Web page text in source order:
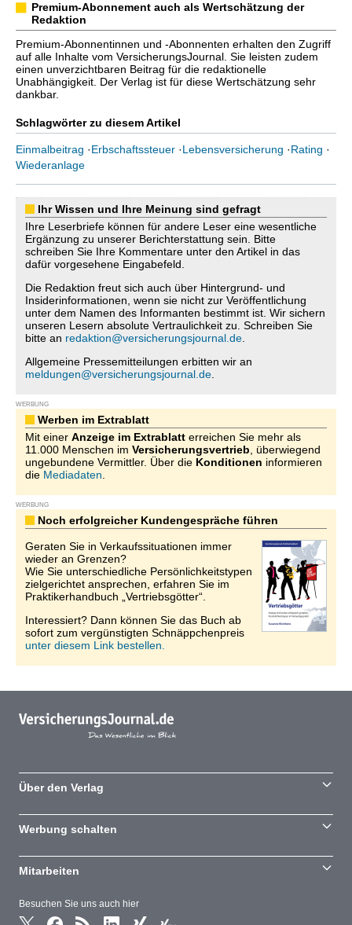
Premium-Abonnement auch als Wertschätzung der
Redaktion
Premium-Abonnentinnen und -Abonnenten erhalten den Zugriff
auf alle Inhalte vom VersicherungsJournal. Sie leisten zudem
einen unverzichtbaren Beitrag für die redaktionelle
Unabhängigkeit. Der Verlag ist für diese Wertschätzung sehr
dankbar.
Schlagwörter zu diesem Artikel
Einmalbeitrag ·Erbschaftssteuer ·Lebensversicherung ·Rating ·
Wiederanlage
Ihr Wissen und Ihre Meinung sind gefragt
Ihre Leserbriefe können für andere Leser eine wesentliche
Ergänzung zu unserer Berichterstattung sein. Bitte
schreiben Sie Ihre Kommentare unter den Artikel in das
dafür vorgesehene Eingabefeld.
Die Redaktion freut sich auch über Hintergrund- und
Insiderinformationen, wenn sie nicht zur Veröffentlichung
unter dem Namen des Informanten bestimmt ist. Wir sichern
unseren Lesern absolute Vertraulichkeit zu. Schreiben Sie
bitte an redaktion@versicherungsjournal.de
Allgemeine Pressemitteilungen erbitten wir an
meldungen@versicherungsjournal.de
WERBUNG
Werben im Extrablatt
Mit einer Anzeige im Extrablatt erreichen Sie mehr als
11.000 Menschen im Versicherungsvertrieb , überwiegend
ungebundene Vermittler. Über die Konditionen informieren
die Mediadaten
WERBUNG
Noch erfolgreicher Kundengespräche führen
Geraten Sie in Verkaufssituationen immer
wieder an Grenzen?
Wie Sie unterschiedliche Persönlichkeitstypen
zielgerichtet ansprechen, erfahren Sie im
Praktikerhandbuch „Vertriebsgötter“.
Interessiert? Dann können Sie das Buch ab
sofort zum vergünstigten Schnäppchenpreis
unter diesem Link bestellen.
Besuchen Sie uns auch hier
Über den Verlag
Werbung schalten
Mitarbeiten